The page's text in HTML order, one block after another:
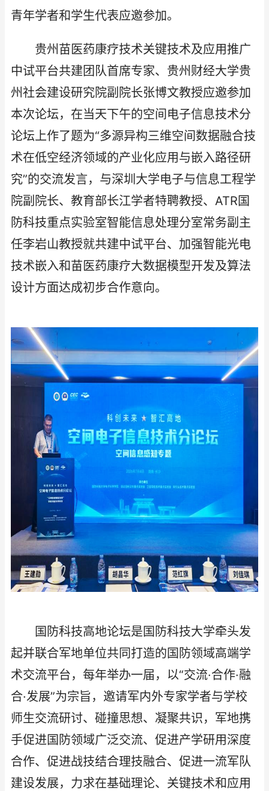
青年学者和学生代表应邀参加。
贵州苗医药康疗技术关键技术及应用推广
中试平台共建团队首席专家、贵州财经大学贵
州社会建设研究院副院长张博文教授应邀参加
本次论坛，在当天下午的空间电子信息技术分
论坛上作了题为“多源异构三维空间数据融合技
术在低空经济领域的产业化应用与嵌入路径研
究”的交流发言，与深圳大学电子与信息工程学
院副院长、教育部长江学者特聘教授、ATR国
防科技重点实验室智能信息处理分室常务副主
任李岩山教授就共建中试平台、加强智能光电
技术嵌入和苗医药康疗大数据模型开发及算法
设计方面达成初步合作意向。
国防科技高地论坛是国防科技大学牵头发
起并联合军地单位共同打造的国防领域高端学
术交流平台，每年举办一届，以“交流·合作·融
合·发展”为宗旨，邀请军内外专家学者与学校
师生交流研讨、碰撞思想、凝聚共识，军地携
手促进国防领域广泛交流、促进产学研用深度
合作、促进战技结合理技融合、促进一流军队
建设发展，力求在基础理论、关键技术和应用